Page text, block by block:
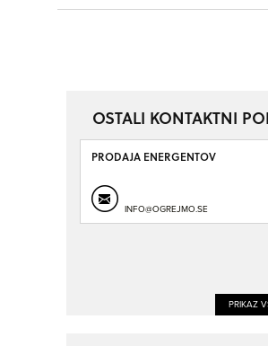
OSTALI KONTAKTNI
PRODAJA ENERGENTOV
INFO@OGREJMO.SE
PRIKAZ